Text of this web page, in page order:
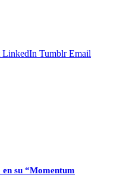
LinkedIn Tumblr Email
su “Momentum